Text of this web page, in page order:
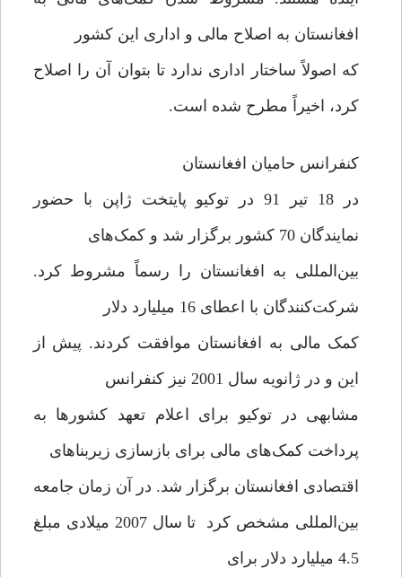
افغانستان به اصلاح مالی و اداری این کشور
که اصولاً ساختار اداری ندارد تا بتوان آن را اصلاح
کرد، اخیراً مطرح شده است.
کنفرانس حامیان افغانستان
در 18 تیر 91 در توکیو پایتخت ژاپن با حضور
نمایندگان 70 کشور برگزار شد و کمک‌های
بین‌المللی به افغانستان را رسماً مشروط کرد.
شرکت‌کنندگان با اعطای 16 میلیارد دلار
کمک مالی به افغانستان موافقت کردند. پیش از
این و در ژانویه سال 2001 نیز کنفرانس
مشابهی در توکیو برای اعلام تعهد کشورها به
پرداخت کمک‌های مالی برای بازسازی زیربناهای
اقتصادی افغانستان برگزار شد. در آن زمان جامعه
بین‌المللی مشخص کرد تا سال 2007 میلادی مبلغ
4.5 میلیارد دلار برای